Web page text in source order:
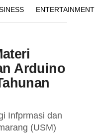
ENTERTAINMENT
Arduino
Infprmasi dan
(USM)